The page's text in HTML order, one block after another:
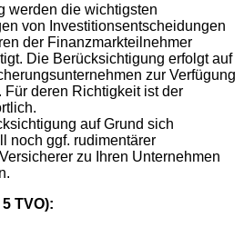
werden die wichtigsten
von Investitionsentscheidungen
der Finanzmarkteilnehmer
Die Berücksichtigung erfolgt auf
zur Verfügung
deren Richtigkeit ist der
auf Grund sich
noch ggf. rudimentärer
zu Ihren Unternehmen
TVO):